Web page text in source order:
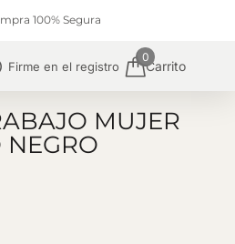
100% Segura
Firme en el registro Carrito
0
MUJER